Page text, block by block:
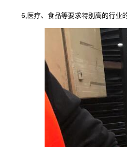
6,医疗、食品等要求特别高的行业的
器